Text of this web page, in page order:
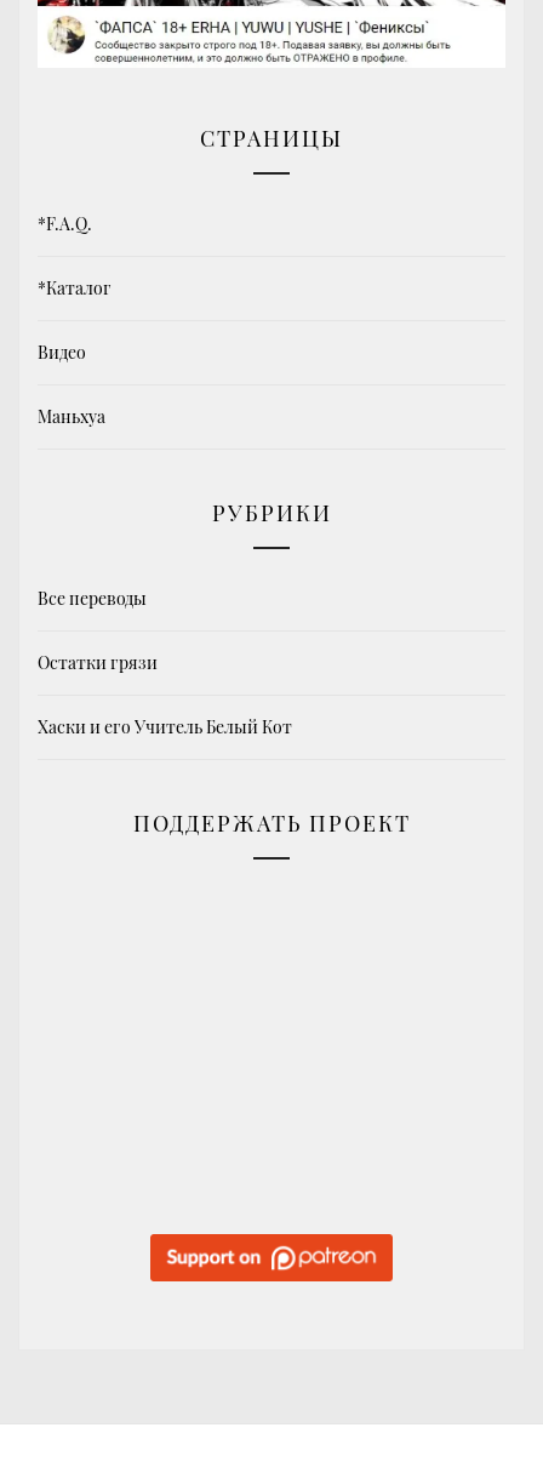
СТРАНИЦЫ
*F.A.Q.
*Каталог
Видео
Маньхуа
РУБРИКИ
Все переводы
Остатки грязи
Хаски и его Учитель Белый Кот
ПОДДЕРЖАТЬ ПРОЕКТ